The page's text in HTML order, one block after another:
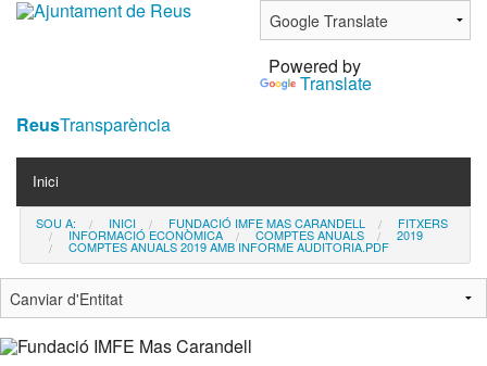
Powered by
Translate
ReusTransparència
Navigation
Inici
Contacta
Notícies
SOU A: INICI FUNDACIÓ IMFE MAS CARANDELL FITXERS
INFORMACIÓ ECONÒMICA COMPTES ANUALS 2019
COMPTES ANUALS 2019 AMB INFORME AUDITORIA.PDF